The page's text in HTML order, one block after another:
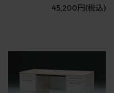
45,200円 (税込)